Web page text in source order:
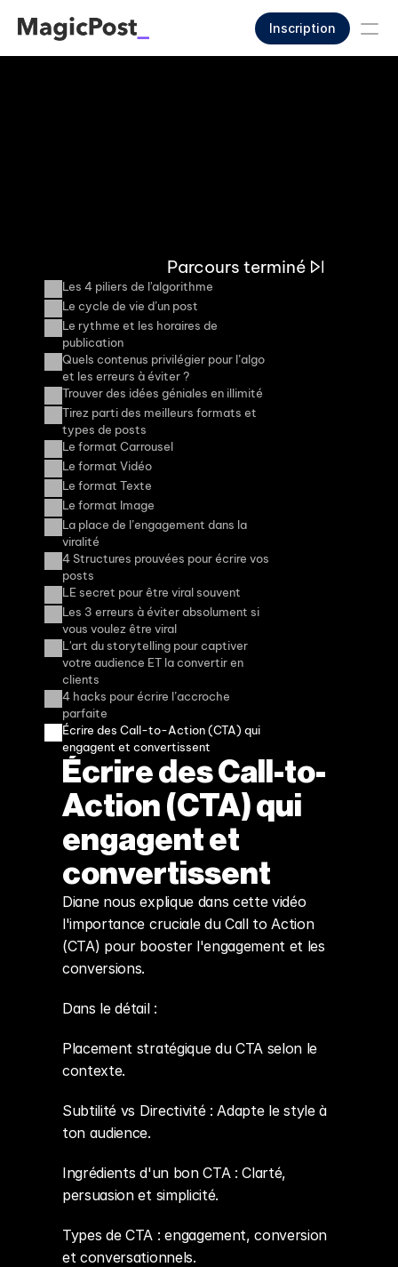
Inscription
Parcours terminé
Écrire des Call-to-
Action (CTA) qui
engagent et
convertissent
Diane nous explique dans cette vidéo
l'importance cruciale du Call to Action
(CTA) pour booster l'engagement et les
conversions.
Dans le détail :
Placement stratégique du CTA selon le
contexte.
Subtilité vs Directivité : Adapte le style à
ton audience.
Ingrédients d'un bon CTA : Clarté,
persuasion et simplicité.
Types de CTA : engagement, conversion
et conversationnels.
Les 4 piliers de l'algorithme
Le cycle de vie d’un post
Le rythme et les horaires de
publication
Quels contenus privilégier pour l’algo
et les erreurs à éviter ?
Trouver des idées géniales en illimité
Tirez parti des meilleurs formats et
types de posts
Le format Carrousel
Le format Vidéo
Le format Texte
Le format Image
La place de l’engagement dans la
viralité
4 Structures prouvées pour écrire vos
posts
LE secret pour être viral souvent
Les 3 erreurs à éviter absolument si
vous voulez être viral
L'art du storytelling pour captiver
votre audience ET la convertir en
clients
4 hacks pour écrire l’accroche
parfaite
Écrire des Call-to-Action (CTA) qui
engagent et convertissent